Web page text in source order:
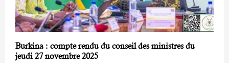
Burkina : compte rendu du conseil des ministres du
jeudi 27 novembre 2025